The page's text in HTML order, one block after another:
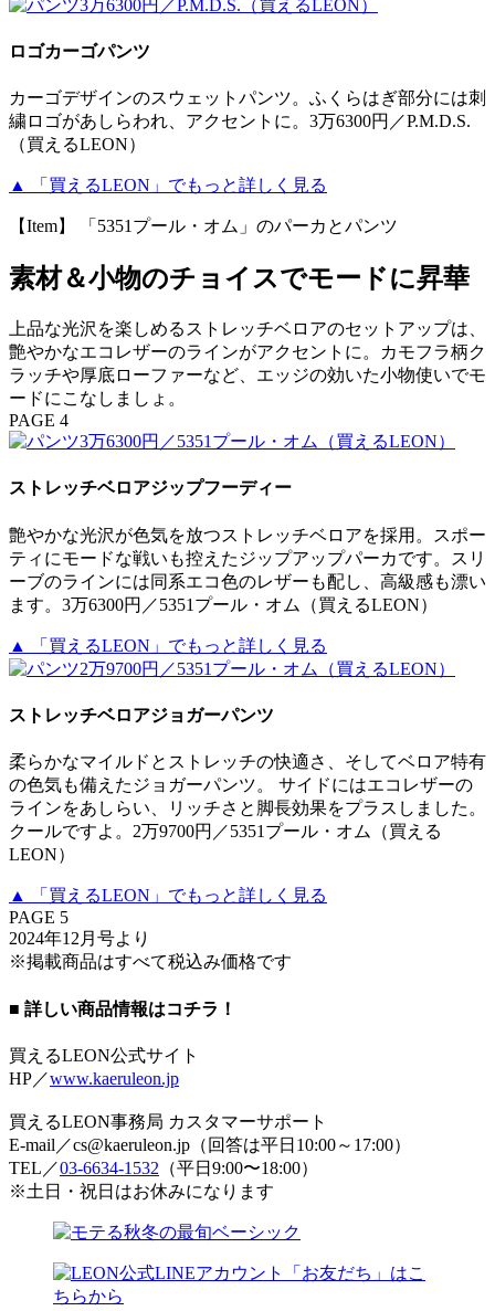
ロゴカーゴパンツ
カーゴデザインのスウェットパンツ。ふくらはぎ部分には刺
繍ロゴがあしらわれ、アクセントに。3万6300円／P.M.D.S.
（買えるLEON）
▲ 「買えるLEON」でもっと詳しく見る
【Item】 「5351プール・オム」のパーカとパンツ
素材＆小物のチョイスでモードに昇華
上品な光沢を楽しめるストレッチベロアのセットアップは、
艶やかなエコレザーのラインがアクセントに。カモフラ柄ク
ラッチや厚底ローファーなど、エッジの効いた小物使いでモ
ードにこなしましょ。
PAGE 4
ストレッチベロアジップフーディー
艶やかな光沢が色気を放つストレッチベロアを採用。スポー
ティにモードな戦いも控えたジップアップパーカです。スリ
ーブのラインには同系エコ色のレザーも配し、高級感も漂い
ます。3万6300円／5351プール・オム（買えるLEON）
▲ 「買えるLEON」でもっと詳しく見る
ストレッチベロアジョガーパンツ
柔らかなマイルドとストレッチの快適さ、そしてベロア特有
の色気も備えたジョガーパンツ。 サイドにはエコレザーの
ラインをあしらい、リッチさと脚長効果をプラスしました。
クールですよ。2万9700円／5351プール・オム（買える
LEON）
▲ 「買えるLEON」でもっと詳しく見る
PAGE 5
2024年12月号より
※掲載商品はすべて税込み価格です
■ 詳しい商品情報はコチラ！
買えるLEON公式サイト
HP／www.kaeruleon.jp
買えるLEON事務局 カスタマーサポート
E-mail／cs@kaeruleon.jp（回答は平日10:00～17:00）
TEL／03-6634-1532 （平日9:00〜18:00）
※土日・祝日はお休みになります